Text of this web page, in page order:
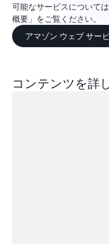
可能なサービスについて
概要」をご覧ください。
アマゾン ウェブ サー
コンテンツを詳